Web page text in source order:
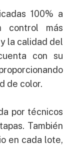
100% a
control más
la calidad del
con su
de color.
por técnicos
También
en cada lote,